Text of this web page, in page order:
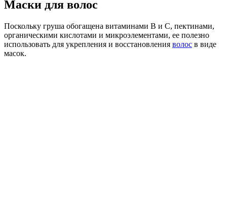
Маски для волос
Поскольку груша обогащена витаминами B и C, пектинами,
органическими кислотами и микроэлементами, ее полезно
использовать для укрепления и восстановления волос в виде
масок.